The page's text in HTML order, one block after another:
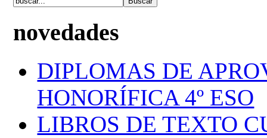
novedades
DIPLOMAS DE
HONORÍFICA 4º ESO
LIBROS DE TEXTO